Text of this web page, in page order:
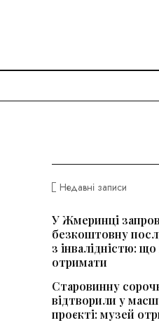
Недавні записи
У Жмеринці
безкоштовну
з інвалідністю:
отримати
Старовинну
відтворили у
проєкті: музей